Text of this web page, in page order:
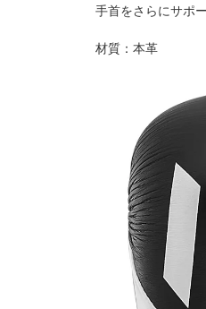
手首をさらにサポ
材質：本革